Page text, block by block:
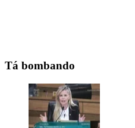
Tá bombando